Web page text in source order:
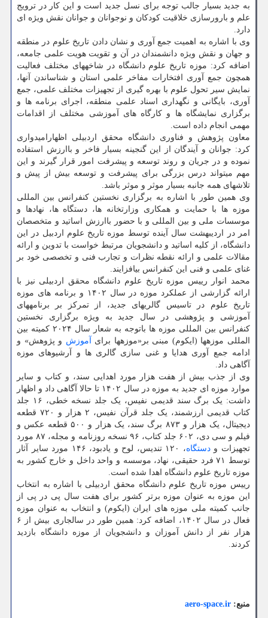
به جدید بسیار جالب توجه برای نسل جدید است و این کار در ترویج
علم و بارورسازی خلاقیت کودکان و نوجوانان و جوانان نقش ویژه ای
دارد.
وی با اشاره به اهمیت جمع آوری و نشان دادن تاریخ علوم در منطقه
و جهان و نقش ویژه دانشمندان در آن و تقویت هویت علمی جامعه،
اضافه کرد: موزه تاریخ علوم دانشگاه در شاخه­های مختلف فعالیت
همچون جمع آوری افتخارات مفاخر علمی استان و شناساندن آنها،
نمایش سیر تحول علوم با بهره گیری از تجهیزات مختلف علمی، جمع
آوری، ‌بایگانی و نگهداری اسناد علمی منطقه، اجرای برنامه ­ها و
برگزاری نمایشگاه ­ها و کارگاه ­های آموزشی مختلف از اقدامات
مهمی انجام داده است.
معاون پژوهش و فناوری دانشگاه محقق اردبیلی اظهارامیدواری
کرد: جوانان و آیندگان از این گنجینه بسیار فاخر و باارزش استفاده
نموده و در جریان و روند توسعه و پیشرفت امور قرار گیرند و این
مهم می­تواند درس بزرگی برای پیشرفت و توسعه بیش از پیش و
تلاش­های همه جانبه بسیار موثر و موثر باشد.
وی همین طور با اشاره به برگزاری نخستین کنفرانس بین المللی
موزه ­ها با حمایت و همکاری وزارتخانه ­ها، دستگاه ­ها، نهادها و
موسسات ملی و بین المللی و با حضور باارزش اساتید و متخصصان
امر در اردیبهشت سال آینده توسط موزه تاریخ علوم اردبیل در این
دانشگاه، از کلیه اساتید و دانشجویان مرتبط خواست با تدوین و ارائه
مقالات علمی و ارائه نقطه نظرات و تجارب فنی و تخصصی خود بر
غنای علمی و فنی این کنفرانس بیافزایند.
محمد انوار رییس موزه تاریخ علوم دانشگاه محقق اردبیلی نیز با
ارائه گزارشی از عملکرد موزه در سال ۱۴۰۲ و برنامه ­های موزه
تاریخ علوم در تاسیس گالری­های جدید، از تمرکز بر برنامه­های
آموزشی و پژوهشی در سال جدید به ویژه برگزاری نخستین
کنفرانس بین المللی موزه ­ها باتوجه به شعار سال ۲۰۲۴ کمیته بین
المللی موزه­ها (ایکوم) مبنی بر«موزه­ها برای
آموزش و پژوهش» و
ادامه جمع آوری هدایا و غنی سازی گالری­ ها و آرشیوهای موزه
آگاهی داد.
وی از جذب بیش از هفت هزار مورد اهدایی سند، و کتاب و سایر
موارد موزه ای جدید به موزه در سال ۱۴۰۲ تا حالا آگاهی داد و اظهار
داشت: یک برگ سند قدیمی نفیس، یک جلد نسخه خطی، ۱۶ جلد
کتاب قدیمی ارزشمند، یک جلد قرآن نفیس، ۲ هزار و ۷۲۰ قطعه
دیجیتال، یک هزار و ۸۷۳ برگ سند، یک هزار و ۵۰۰ قطعه عکس و
فیلم و سی دی، ۶۰۲ جلد کتاب، ۹۶ نسخه روزنامه و مجله، ۸۷ مورد
تجهیزات ودستگاه
، ۱۲۰ تندیس، لوح و یادبود، ۱۴۶ مورد سایر آثار
توسط ۷۱ فرد حقیقی، نهاد، موسسه و واحد داخل و خارج کشور به
موزه تاریخ علوم دانشگاه اهدا شده است.
رییس موزه تاریخ علوم دانشگاه محقق اردبیلی با اشاره به انتخاب
این موزه به عنوان موزه برتر کشور برای هفت سال پی در پی از
جانب کمیته ملی موزه های ایران (ایکوم) و انتخاب به عنوان موزه
فعال در سال ۱۴۰۲، اضافه کرد: همین طور در سالجاری بیش از ۶
هزار نفر از دانش آموزان و دانشجویان از موزه دانشگاه بازدید
کردند.
منبع: aero-space.ir